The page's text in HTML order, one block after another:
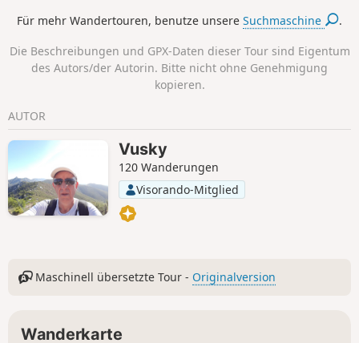
zur Kapelle Saint-Michel. Der Rückweg führt über die Plaine
Erdbeerbaumplantagen.
Für mehr Wandertouren, benutze unsereSuchmaschine .
Die Beschreibungen und GPX-Daten dieser Tour sind Eigentum
des Autors/der Autorin. Bitte nicht ohne Genehmigung
kopieren.
AUTOR
Vusky
120 Wanderungen
Visorando-Mitglied
Maschinell übersetzte Tour - Originalversion
Wanderkarte